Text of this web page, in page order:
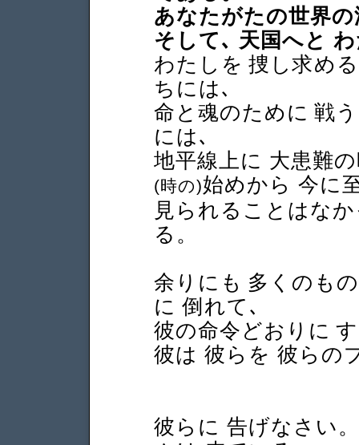
あなたがたの世界
そして､ 天国へと
わたしを 捜し求め
ちには､
命と魂のために 戦
には､
地平線上に 大患難
(時の)始めから 今に
見られることはな
る。
余りにも 多くのも
に 倒れて､
彼の命令どおりに
彼は 彼らを 彼らの
彼らに 告げなさい